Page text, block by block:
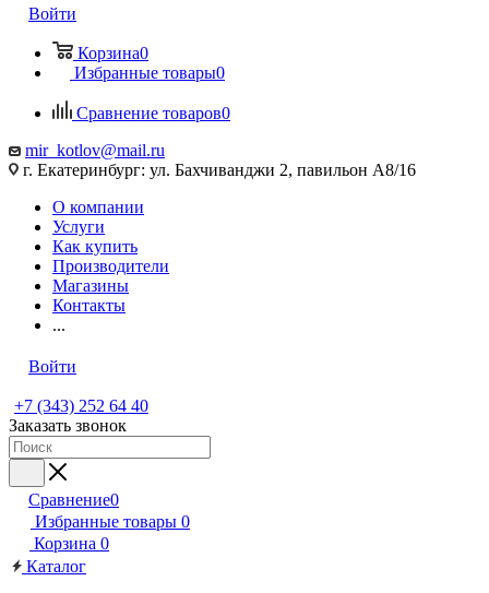
Войти
Корзина0
Избранные товары0
Сравнение товаров0
mir_kotlov@mail.ru
г. Екатеринбург: ул. Бахчиванджи 2, павильон А8/16
О компании
Услуги
Как купить
Производители
Магазины
Контакты
...
Войти
+7 (343) 252 64 40
Заказать звонок
Сравнение0
Избранные товары 0
Корзина 0
Каталог